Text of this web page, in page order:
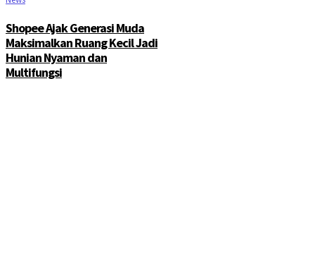
Shopee Ajak Generasi Muda
Maksimalkan Ruang Kecil Jadi
Hunian Nyaman dan
Multifungsi